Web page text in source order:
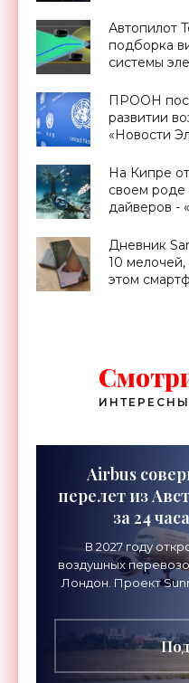
Автопилот
подборка
системы
ПРООН
развитии
«Новости
На Кипре
своем
дайверов -
Дневник
10
этом
Airbus
перелет из
за 24
В 2027 году
воздушных
Лондон. Проект